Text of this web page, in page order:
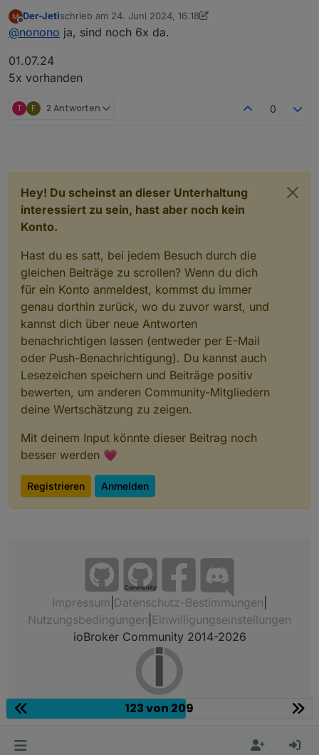
Der-Jetischrieb am 24. Juni 2024, 16:18
zuletzt editiert von Der-Jeti7. Jan. 2024, 08:14
@nonono ja, sind noch 6x da.
01.07.24
5x vorhanden
T F 2 Antworten 0
Hey! Du scheinst an dieser Unterhaltung
interessiert zu sein, hast aber noch kein
Konto.
Hast du es satt, bei jedem Besuch durch die
gleichen Beiträge zu scrollen? Wenn du dich
für ein Konto anmeldest, kommst du immer
genau dorthin zurück, wo du zuvor warst, und
kannst dich über neue Antworten
benachrichtigen lassen (entweder per E-Mail
oder Push-Benachrichtigung). Du kannst auch
Lesezeichen speichern und Beiträge positiv
bewerten, um anderen Community-Mitgliedern
deine Wertschätzung zu zeigen.
Mit deinem Input könnte dieser Beitrag noch
besser werden 💗
Registrieren Anmelden
Community
Impressum Datenschutz-Bestimmungen
Nutzungsbedingungen Einwilligungseinstellungen
ioBroker Community 2014-2026
123 von 209